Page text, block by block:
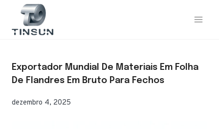
Exportador Mundial De Materiais Em Folha
De Flandres Em Bruto Para Fechos
dezembro 4, 2025